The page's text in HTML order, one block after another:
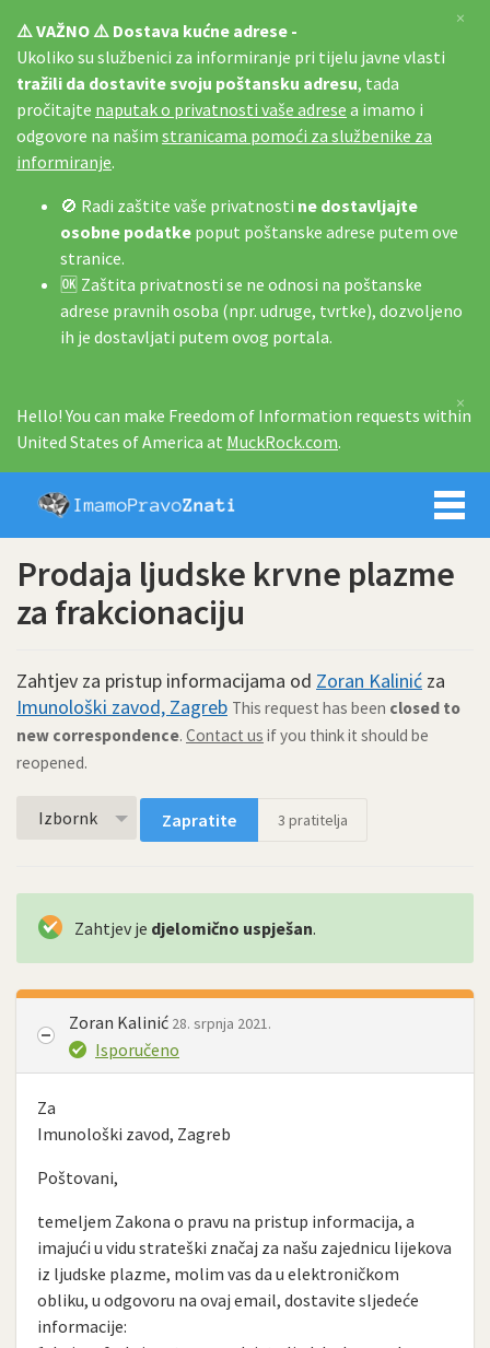
⚠️ VAŽNO ⚠️ Dostava kućne adrese -
Ukoliko su službenici za informiranje pri tijelu javne vlasti
tražili da dostavite svoju poštansku adresu, tada
pročitajte naputak o privatnosti vaše adrese a imamo i
odgovore na našim stranicama pomoći za službenike za
informiranje.
🚫 Radi zaštite vaše privatnosti ne dostavljajte
osobne podatke poput poštanske adrese putem ove
stranice.
🆗 Zaštita privatnosti se ne odnosi na poštanske
adrese pravnih osoba (npr. udruge, tvrtke), dozvoljeno
ih je dostavljati putem ovog portala.
×
Hello! You can make Freedom of Information requests within
United States of America at MuckRock.com.
×
Imamo
Prodaja ljudske krvne plazme
za frakcionaciju
Zahtjev za pristup informacijama od Zoran Kalinić za
Imunološki zavod, Zagreb This request has been closed to
new correspondence. Contact us if you think it should be
reopened.
Izbornk Zapratite 3 pratitelja
Zahtjev je djelomično uspješan.
Zoran Kalinić 28. srpnja 2021.
Isporučeno
Za
Imunološki zavod, Zagreb
Poštovani,
temeljem Zakona o pravu na pristup informacija, a
imajući u vidu strateški značaj za našu zajednicu lijekova
iz ljudske plazme, molim vas da u elektroničkom
obliku, u odgovoru na ovaj email, dostavite sljedeće
informacije: